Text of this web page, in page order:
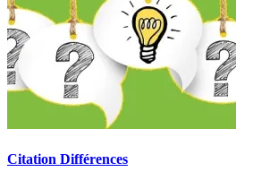
Citation Différences